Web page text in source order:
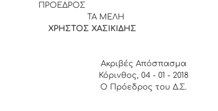
ΤΑ ΜΕΛΗ
ΧΡΗΣΤΟΣ ΧΑΣΙΚΙΔΗΣ
Ακριβές Απόσπασμα
Κόρινθος, 04 - 01 - 2018
Ο Πρόεδρος του Δ.Σ.